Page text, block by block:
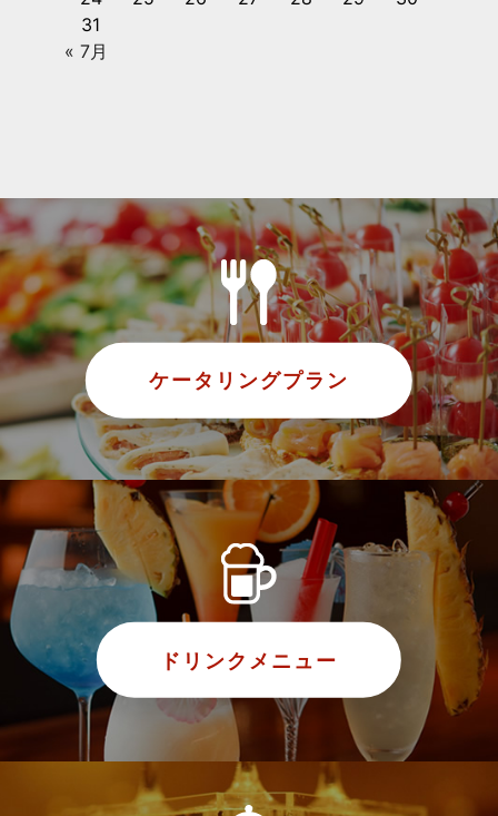
31
« 7月
ケータリングプラン
ドリンクメニュー